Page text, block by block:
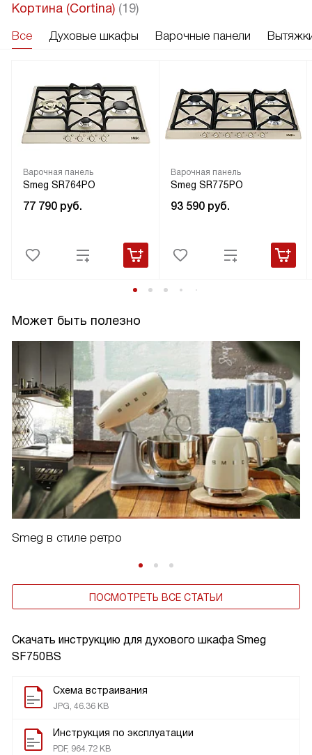
Скачать инструкцию для духового шкафа Smeg
SF750BS
Схема встраивания
JPG, 46.36 KB
Инструкция по эксплуатации
PDF, 964.72 KB
Кортина (Cortina) (19)
Все Духовые шкафы Варочные панели
Варочная панель
Smeg SR764PO
77 790 руб.
Варочная панель
Smeg SR775PO
93 590 руб.
Может быть полезно
Smeg в стиле ретро
ПОСМОТРЕТЬ ВСЕ СТАТЬИ